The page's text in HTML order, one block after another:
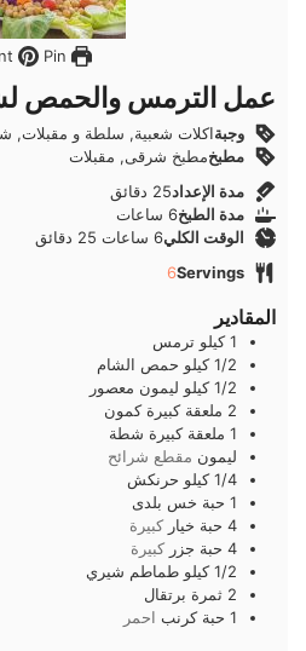
Pin
عمل الترمس والحمص
وجبةاكلات شعبية, سلطة و مقبلات,
مطبخمطبخ شرقى, مقبلات
مدة الإعداد25 دقائق
دقائق
مدة الطبخ6ساعات
ساعات
الوقت الكلي6ساعات
ساعات 25 دقائق
دقائق
Servings
6
المقادير
1 كيلو ترمس
1/2 كيلو حمص الشام
1/2 كيلو ليمون معصور
2 ملعقة كبيرةكمون
1 ملعقة كبيرة شطة
ليمون مقطع شرائح
1/4 كيلو حرنكش
1 حبة خس بلدى
4 حبة خيار كبيرة
4 حبة جزر كبيرة
1/2 كيلو طماطم شيري
2 ثمرة برتقال
1 حبةكرنب احمر